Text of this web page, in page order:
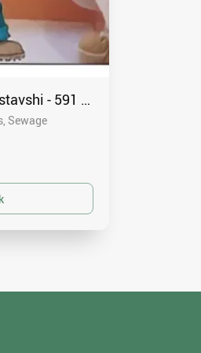
- 591 00 46 80
Sewage